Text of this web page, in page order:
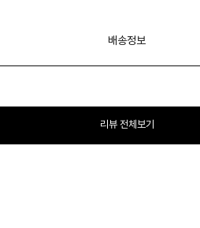
배송정보
리뷰 전체보기